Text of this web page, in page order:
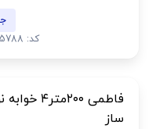
کد: 85788 | 1404/11/10
فاطمی
ساز